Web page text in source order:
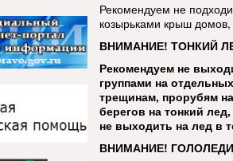
Рекомендуем не
козырьками крыш домов,
ВНИМАНИЕ! ТОНКИЙ
Рекомендуем не
группами на
трещинам, прорубям
берегов на тонкий
не выходить на лед в
ВНИМАНИЕ!